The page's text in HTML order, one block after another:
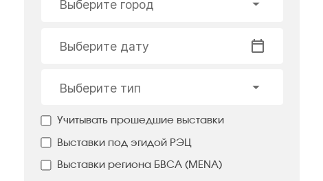
Выберите город
Выберите дату
Выберите тип
Учитывать прошедшие выставки
Выставки под эгидой РЭЦ
Выставки региона БВСА (MENA)